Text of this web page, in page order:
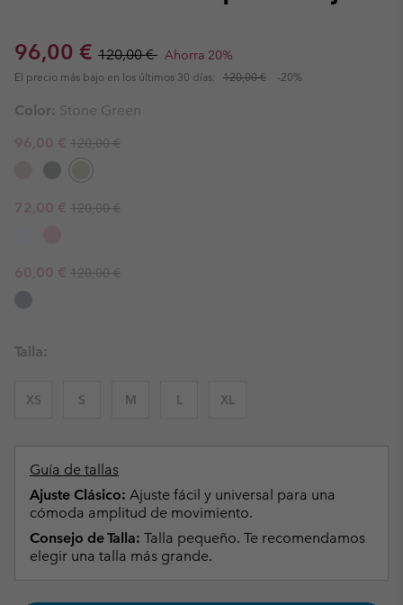
Sale price:
96,00 € Regular price:
120,00 € Ahorra 20%
El precio más bajo en los últimos 30 días: 120,00 € -20%
Color: Stone Green
Sale price:
96,00 € Regular price:
120,00 €
Sale price:
72,00 € Regular price:
120,00 €
Sale price:
60,00 € Regular price:
120,00 €
Talla:
XS S M L XL
Guía de tallas
Ajuste Clásico: Ajuste fácil y universal para una
cómoda amplitud de movimiento.
Consejo de Talla: Talla pequeño. Te recomendamos
elegir una talla más grande.